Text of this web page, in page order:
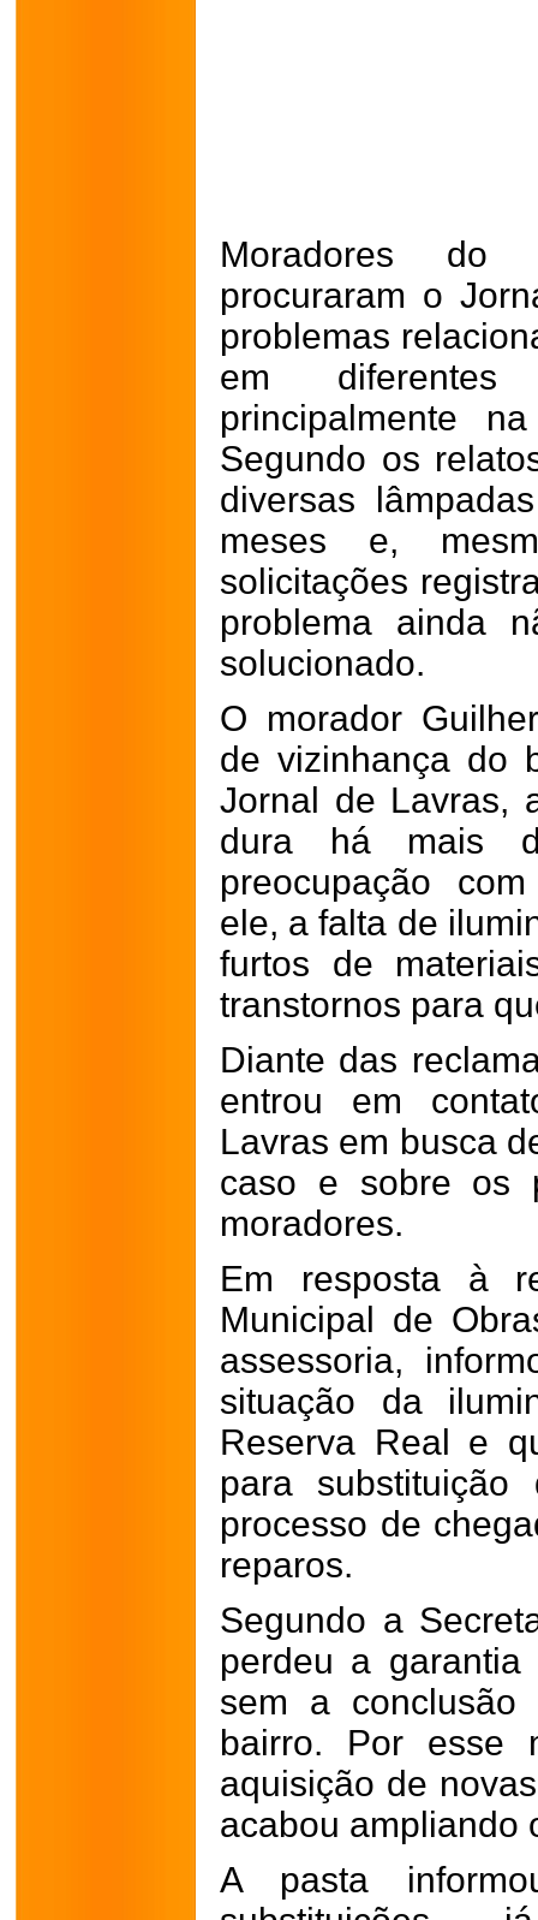
Moradores do
procuraram o
problemas
em
principalmente
Segundo os
diversas
meses e,
solicitações
problema ainda
solucionado.
O morador
de vizinhança do
Jornal de Lavras,
dura há mais
preocupação
ele, a falta de
furtos de
transtornos para
Diante das
entrou em
Lavras em busca
caso e sobre os
moradores.
Em resposta à
Municipal de
assessoria,
situação da
Reserva Real e
para
processo de
reparos.
Segundo a
perdeu a
sem a conclusão
bairro. Por esse
aquisição de
acabou ampliando
A pasta